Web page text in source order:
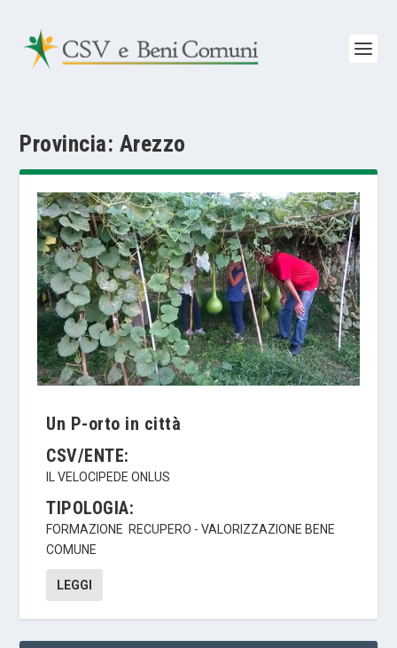
Provincia: Arezzo
Un P-orto in città
CSV/ENTE:
IL VELOCIPEDE ONLUS
TIPOLOGIA:
FORMAZIONE RECUPERO - VALORIZZAZIONE BENE
COMUNE
LEGGI